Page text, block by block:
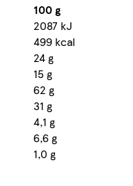
100 g
2087 kJ
499 kcal
24 g
15 g
62 g
31 g
4,1 g
6,6 g
1,0 g